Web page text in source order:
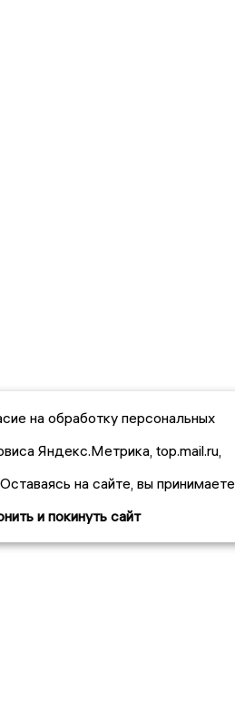
на обработку персональных
Яндекс.Метрика, top.mail.ru,
на сайте, вы принимаете
и покинуть сайт